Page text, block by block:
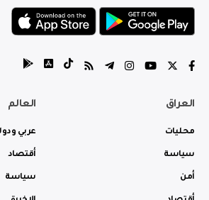
العراق
محليات
سياسة
أمن
العالم
عربي
أقتصاد
سياسة